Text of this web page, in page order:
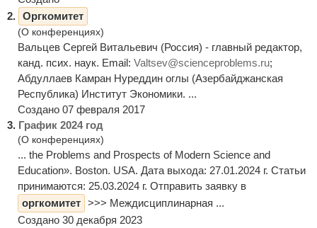
2. Оргкомитет
(О конференциях)
Вальцев Сергей Витальевич (Россия) - главный редактор,
канд. псих. наук. Email: Valtsev@scienceproblems.ru;
Абдуллаев Камран Нуреддин оглы (Азербайджанская
Республика) Институт Экономики. ...
Создано 07 февраля 2017
3. График 2024 год
(О конференциях)
... the Problems and Prospects of Modern Science and
Education». Boston. USA. Дата выхода: 27.01.2024 г. Статьи
принимаются: 25.03.2024 г. Отправить заявку в
оргкомитет >>> Междисциплинарная ...
Создано 30 декабря 2023